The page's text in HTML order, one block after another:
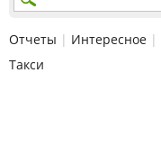
Отчеты | Интересное |
Такси